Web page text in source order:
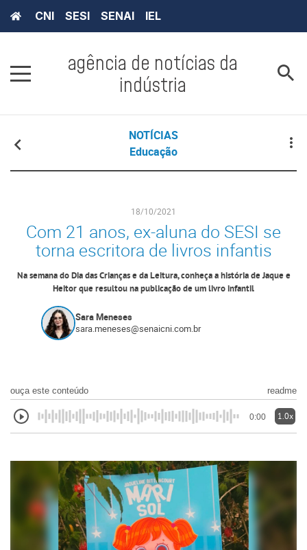
CNI SESI SENAI IEL
agência de notícias da
indústria
NOTÍCIAS
Educação
18/10/2021
Com 21 anos, ex-aluna do SESI se
torna escritora de livros infantis
Na semana do Dia das Crianças e da Leitura, conheça a história de Jaque e
Heitor que resultou na publicação de um livro infantil
Sara Meneses
sara.meneses@senaicni.com.br
ouça este conteúdo readme
0:00 1.0x